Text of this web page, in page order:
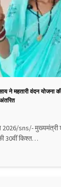
ने महतारी वंदन योजना
2026/sns/- मुख्यमंत्री
30वीं किश्त…